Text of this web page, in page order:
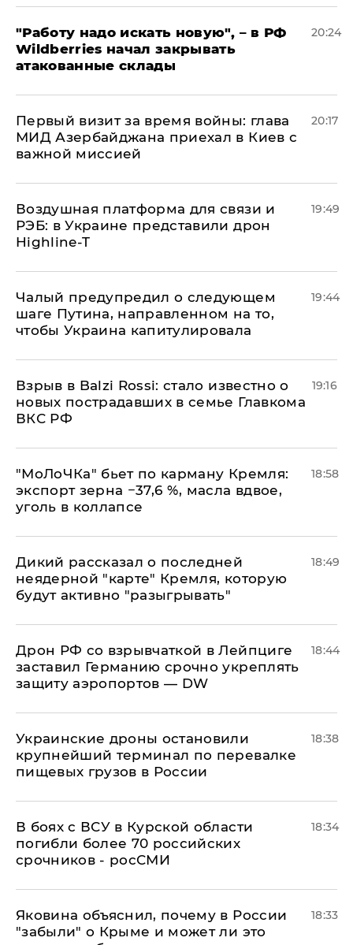
"Работу надо искать новую", – в РФ
Wildberries начал закрывать
атакованные склады
20:24
Первый визит за время войны: глава
МИД Азербайджана приехал в Киев с
важной миссией
20:17
Воздушная платформа для связи и
РЭБ: в Украине представили дрон
Highline-T
19:49
Чалый предупредил о следующем
шаге Путина, направленном на то,
чтобы Украина капитулировала
19:44
Взрыв в Balzi Rossi: стало известно о
новых пострадавших в семье Главкома
ВКС РФ
19:16
​"МоЛоЧКа" бьет по карману Кремля:
экспорт зерна −37,6 %, масла вдвое,
уголь в коллапсе
18:58
Дикий рассказал о последней
неядерной "карте" Кремля, которую
будут активно "разыгрывать"
18:49
​Дрон РФ со взрывчаткой в Лейпциге
заставил Германию срочно укреплять
защиту аэропортов — DW
18:44
Украинские дроны остановили
крупнейший терминал по перевалке
пищевых грузов в России
18:38
В боях с ВСУ в Курской области
погибли более 70 российских
срочников - росСМИ
18:34
Яковина объяснил, почему в России
"забыли" о Крыме и может ли это
18:33